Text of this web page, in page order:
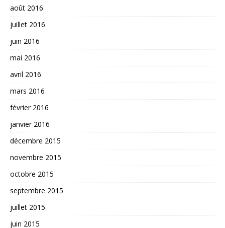
août 2016
juillet 2016
juin 2016
mai 2016
avril 2016
mars 2016
février 2016
janvier 2016
décembre 2015
novembre 2015
octobre 2015
septembre 2015
juillet 2015
juin 2015